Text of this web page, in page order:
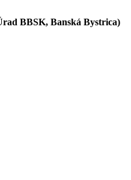
BBSK, Banská Bystrica)